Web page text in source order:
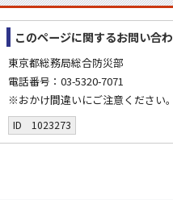
このページに関するお問い合
東京都総務局総合防災部
電話番号：03-5320-7071
※おかけ間違いにご注意ください。
ID 1023273